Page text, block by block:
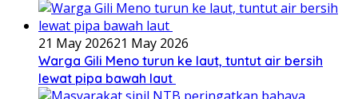
21 May 202621 May 2026
Warga Gili Meno turun ke laut, tuntut air bersih
lewat pipa bawah laut